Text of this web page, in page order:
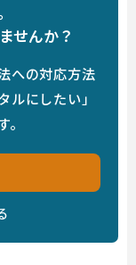
せんか？
への対応方法
ルにしたい」